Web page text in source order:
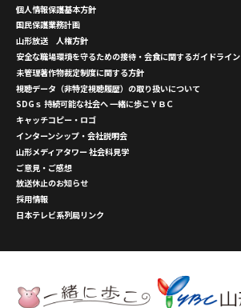
個人情報保護基本方針
国民保護業務計画
山形放送 人権方針
安全な職場環境を守るための接待・会食に関するガイドライン
未管理著作物裁定制度に関する方針
視聴データ（非特定視聴履歴）の取り扱いについて
SDGｓ 持続可能な社会へ 一緒に歩こＹＢＣ
キャッチコピー・ロゴ
インターンシップ・会社説明会
山形メディアタワー 社会科見学
ご意見・ご感想
放送休止のお知らせ
採用情報
日本テレビ系列局リンク